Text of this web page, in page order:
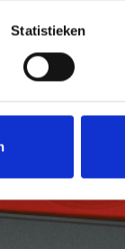
Statistieken